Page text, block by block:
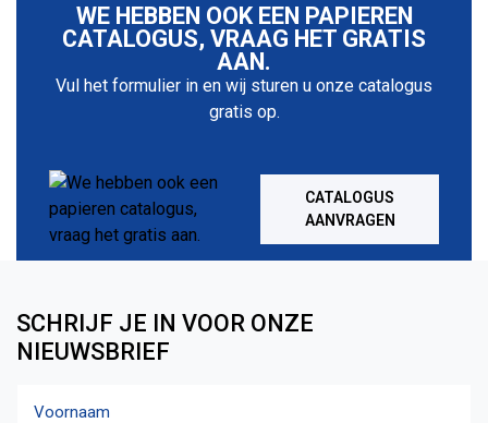
WE HEBBEN OOK EEN PAPIEREN
CATALOGUS, VRAAG HET GRATIS
AAN.
Vul het formulier in en wij sturen u onze catalogus
gratis op.
CATALOGUS
AANVRAGEN
SCHRIJF JE IN VOOR ONZE
NIEUWSBRIEF